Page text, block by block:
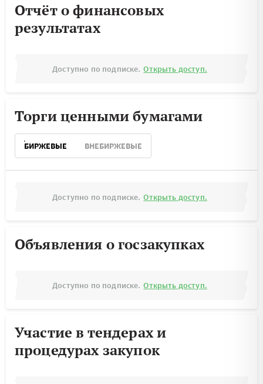
Отчёт о финансовых
результатах
Доступно по подписке. Открыть доступ.
Торги ценными бумагами
БИРЖЕВЫЕ ВНЕБИРЖЕВЫЕ
Доступно по подписке. Открыть доступ.
Объявления о госзакупках
Доступно по подписке. Открыть доступ.
Участие в тендерах и
процедурах закупок